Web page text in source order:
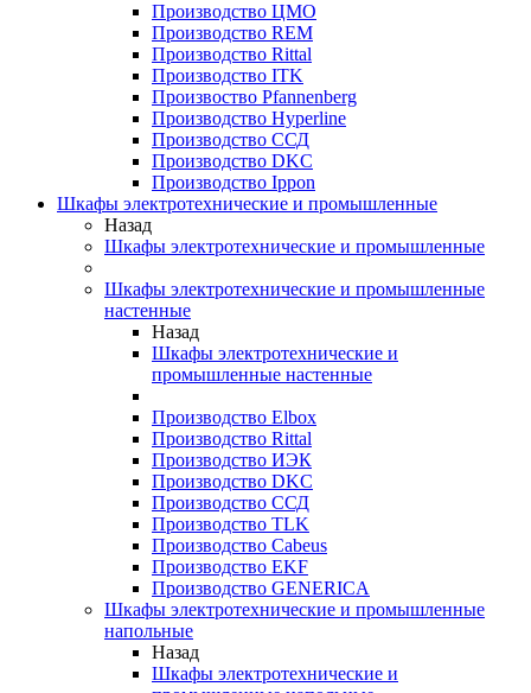
Производство ЦМО
Производство REM
Производство Rittal
Производство ITK
Произвоство Pfannenberg
Производство Hyperline
Производство ССД
Производство DKC
Производство Ippon
Шкафы электротехнические и промышленные
Назад
Шкафы электротехнические и промышленные
Шкафы электротехнические и промышленные
настенные
Назад
Шкафы электротехнические и
промышленные настенные
Производство Elbox
Производство Rittal
Производство ИЭК
Производство DKC
Производство ССД
Производство TLK
Производство Cabeus
Производство EKF
Производство GENERICA
Шкафы электротехнические и промышленные
напольные
Назад
Шкафы электротехнические и